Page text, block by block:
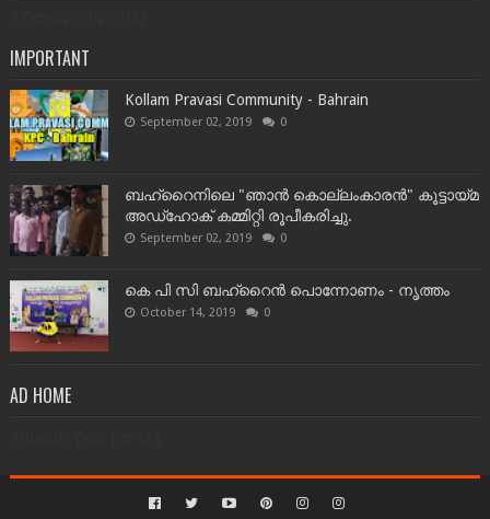
IMPORTANT
Kollam Pravasi Community - Bahrain
September 02, 2019 0
ബഹ്‌റൈനിലെ "ഞാൻ കൊല്ലംകാരൻ" കൂട്ടായ്‌മ
അഡ്‌ഹോക് കമ്മിറ്റി രൂപീകരിച്ചു.
September 02, 2019 0
കെ പി സി ബഹ്‌റൈൻ പൊന്നോണം - നൃത്തം
October 14, 2019 0
AD HOME